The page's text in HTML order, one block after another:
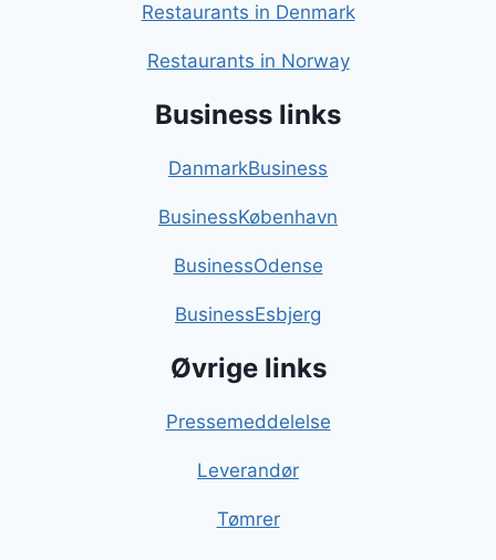
Restaurants in Denmark
Restaurants in Norway
Business links
DanmarkBusiness
BusinessKøbenhavn
BusinessOdense
BusinessEsbjerg
Øvrige links
Pressemeddelelse
Leverandør
Tømrer